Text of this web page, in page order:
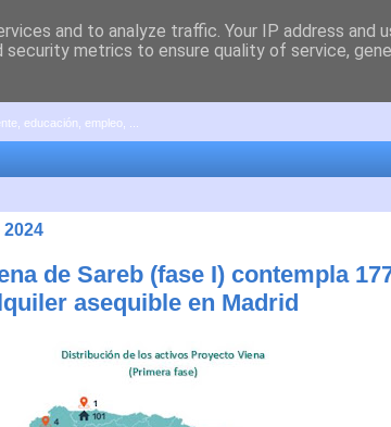
educación, empleo, ...
2024
de Sareb (fase I) contempla
asequible en Madrid
and to analyze traffic. Your IP address and
metrics to ensure quality of service,